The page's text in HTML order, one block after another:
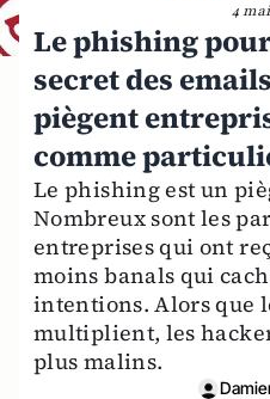
4
Le phishing
secret des
piègent
comme
Le phishing est un
Nombreux sont les
entreprises qui ont
moins banals qui
intentions. Alors que
multiplient, les
plus malins.